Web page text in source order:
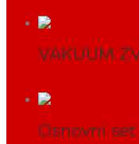
VAKUUM
Osnovni